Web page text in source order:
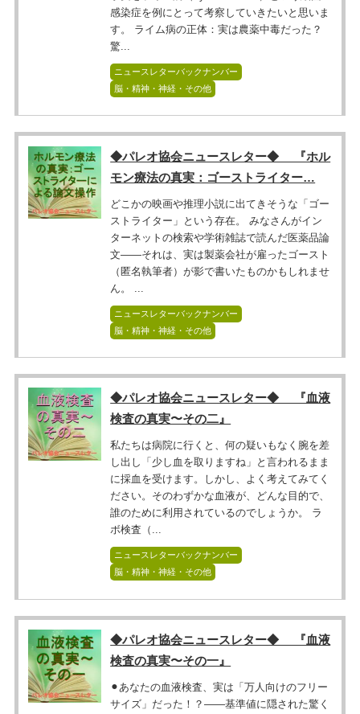
感染症を例にとって考察していきたいと思いま
す。 ライム病の正体：実は農薬中毒だった？
驚...
ニュースレターバックナンバー
脳・精神・神経・その他
◆パレオ協会ニュースレター◆ 『ホル
モン療法の真実：ゴーストライター…
どこかの映画や推理小説に出てきそうな「ゴー
ストライター」という存在。 みなさんがイン
ターネットの検索や学術雑誌で読んだ医薬品論
文――それは、実は製薬会社が雇ったゴースト
（匿名執筆者）が影で書いたものかもしれませ
ん。 ...
ニュースレターバックナンバー
脳・精神・神経・その他
◆パレオ協会ニュースレター◆ 『血液
検査の真実〜その二』
私たちは病院に行くと、何の疑いもなく腕を差
し出し「少し血を取りますね」と言われるまま
に採血を受けます。しかし、よく考えてみてく
ださい。そのわずかな血液が、どんな目的で、
誰のために利用されているのでしょうか。 ラ
ボ検査（...
ニュースレターバックナンバー
脳・精神・神経・その他
◆パレオ協会ニュースレター◆ 『血液
検査の真実〜その一』
⚫︎あなたの血液検査、実は「万人向けのフリー
サイズ」だった！？――基準値に隠された驚く